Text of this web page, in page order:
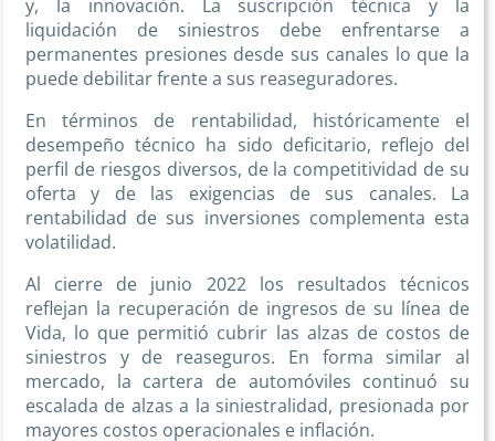
y, la innovación. La suscripción técnica y la
liquidación de siniestros debe enfrentarse a
permanentes presiones desde sus canales lo que la
puede debilitar frente a sus reaseguradores.
En términos de rentabilidad, históricamente el
desempeño técnico ha sido deficitario, reflejo del
perfil de riesgos diversos, de la competitividad de su
oferta y de las exigencias de sus canales. La
rentabilidad de sus inversiones complementa esta
volatilidad.
Al cierre de junio 2022 los resultados técnicos
reflejan la recuperación de ingresos de su línea de
Vida, lo que permitió cubrir las alzas de costos de
siniestros y de reaseguros. En forma similar al
mercado, la cartera de automóviles continuó su
escalada de alzas a la siniestralidad, presionada por
mayores costos operacionales e inflación.